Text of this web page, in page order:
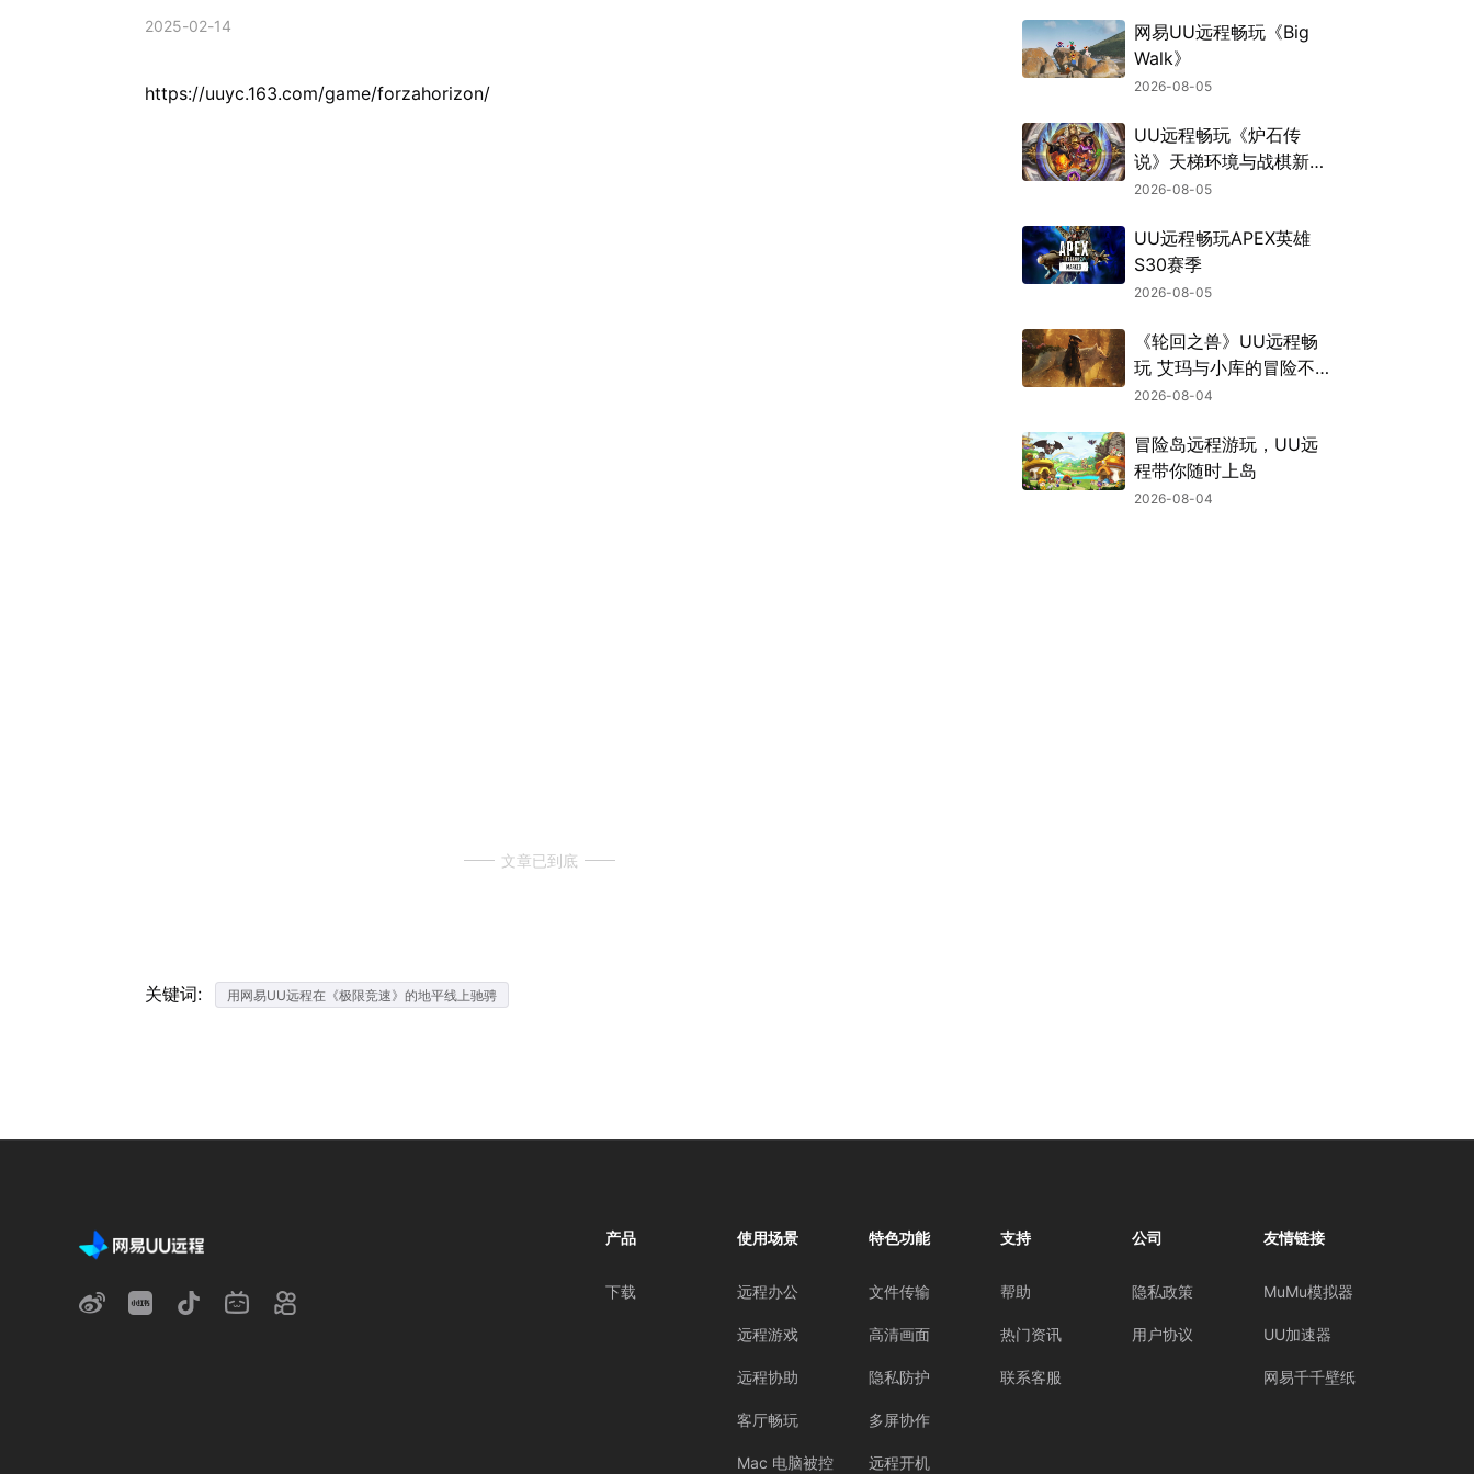
2025-02-14
https://uuyc.163.com/game/forzahorizon/
文章已到底
关键词: 用网易UU远程在《极限竞速》的地平线上驰骋
网易UU远程畅玩《Big
Walk》
2026-08-05
UU远程畅玩《炉石传
说》天梯环境与战棋新机
制
2026-08-05
UU远程畅玩APEX英雄
S30赛季
2026-08-05
《轮回之兽》UU远程畅
玩 艾玛与小库的冒险不
中断
2026-08-04
冒险岛远程游玩，UU远
程带你随时上岛
2026-08-04
产品
下载
使用场景
远程办公
远程游戏
远程协助
客厅畅玩
Mac 电脑被控
特色功能
文件传输
高清画面
隐私防护
多屏协作
远程开机
支持
帮助
热门资讯
联系客服
公司
隐私政策
用户协议
友情链接
MuMu模拟器
UU加速器
网易千千壁纸